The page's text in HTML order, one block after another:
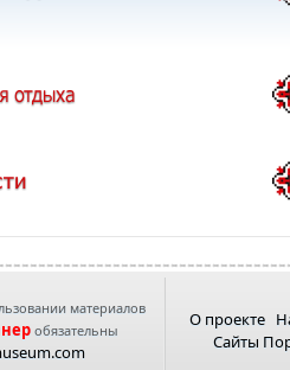
материалов
обязательны
О проекте
Сайты